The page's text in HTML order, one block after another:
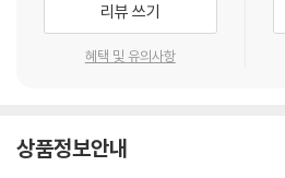
리뷰 쓰기
혜택 및 유의사항
상품정보안내